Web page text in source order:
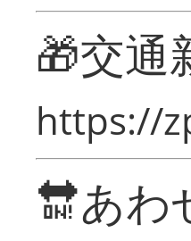
🎁交
https://
🔛あわ